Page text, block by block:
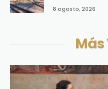
8 agosto, 2026
Más